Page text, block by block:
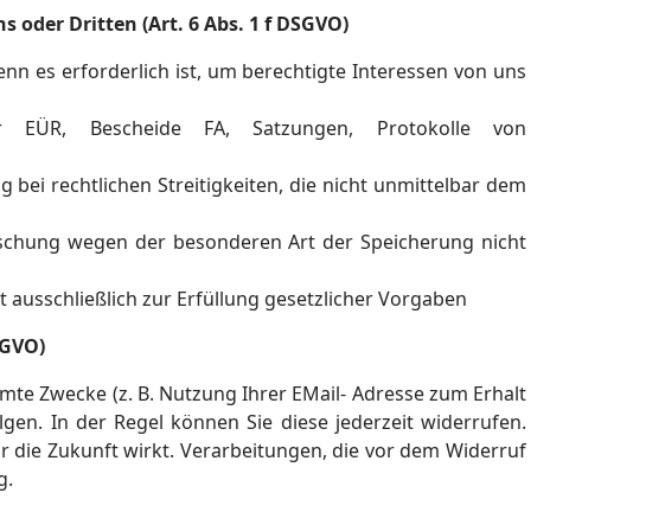
oder Dritten (Art. 6 Abs. 1 f DSGVO)
es erforderlich ist, um berechtigte Interessen von uns
Bescheide FA, Satzungen, Protokolle von
bei rechtlichen Streitigkeiten, die nicht unmittelbar dem
wegen der besonderen Art der Speicherung nicht
zur Erfüllung gesetzlicher Vorgaben
Zwecke (z. B. Nutzung Ihrer EMail- Adresse zum Erhalt
In der Regel können Sie diese jederzeit widerrufen.
Zukunft wirkt. Verarbeitungen, die vor dem Widerruf